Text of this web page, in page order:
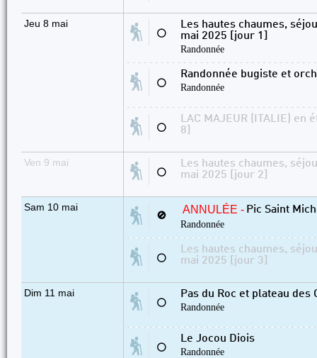
Jeu 8 mai
⚪
Les hautes chaumes,
mai 2025 [jour 1]
Randonnée
⚪
Randonnée bugiste et
Randonnée
⚪
LAC MAJEUR (ITALIE)
8]
Ven 9 mai
⚪
Les hautes chaumes,
mai 2025 [jour 2]
Sam 10 mai
🚫 ANNULÉE - Pic Saint
Randonnée
⚪
Les hautes chaumes,
mai 2025 [jour 3]
Dim 11 mai
⚪
Pas du Roc et plateau des
Randonnée
⚪
Le Jocou Diois
Randonnée